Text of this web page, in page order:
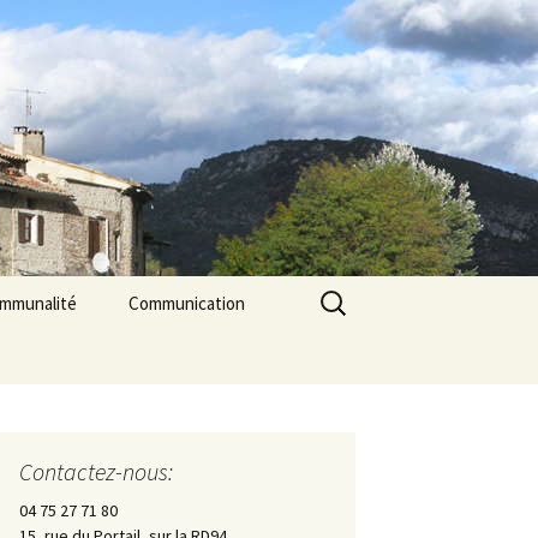
Communication
Les Pilles dans la presse
Rechercher :
Contactez-nous:
04 75 27 71 80